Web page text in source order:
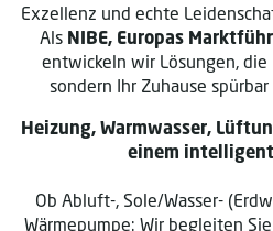
Exzellenz und echte
Als NIBE, Europas
entwickeln wir Lösungen,
sondern Ihr Zuhause
Heizung, Warmwasser,
einem
Ob Abluft-, Sole/Wasser-
Wärmepumpe: Wir begleiten